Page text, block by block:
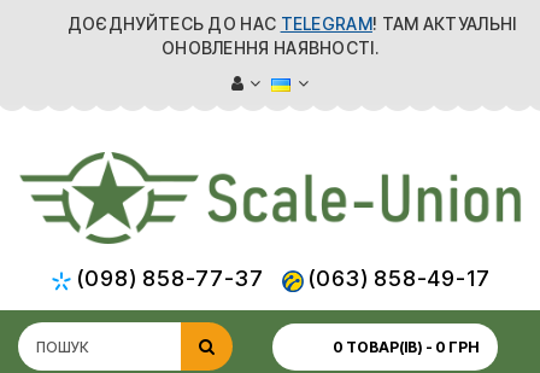
ДОЄДНУЙТЕСЬ ДО НАС TELEGRAM! ТАМ АКТУАЛЬНІ
ОНОВЛЕННЯ НАЯВНОСТІ.
(098) 858-77-37 (063) 858-49-17
0 ТОВАР(ІВ) - 0 ГРН